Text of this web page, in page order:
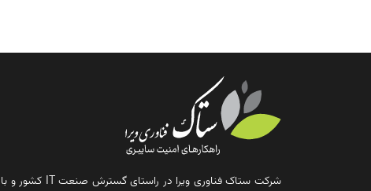
شرکت ستاک فناوری ویرا در راستای گسترش صنعت IT کشور و با